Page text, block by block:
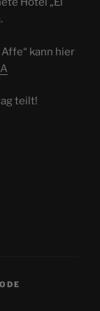
kann hier
teilt!